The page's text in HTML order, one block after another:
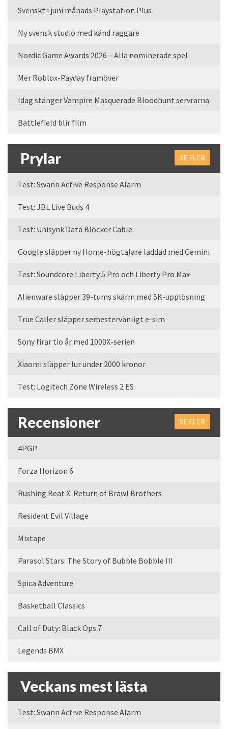
Svenskt i juni månads Playstation Plus
Ny svensk studio med känd raggare
Nordic Game Awards 2026 – Alla nominerade spel
Mer Roblox-Payday framöver
Idag stänger Vampire Masquerade Bloodhunt servrarna
Battlefield blir film
Prylar SE FLER
Test: Swann Active Response Alarm
Test: JBL Live Buds 4
Test: Unisynk Data Blocker Cable
Google släpper ny Home-högtalare laddad med Gemini
Test: Soundcore Liberty 5 Pro och Liberty Pro Max
Alienware släpper 39-tums skärm med 5K-upplösning
True Caller släpper semestervänligt e-sim
Sony firar tio år med 1000X-serien
Xiaomi släpper lur under 2000 kronor
Test: Logitech Zone Wireless 2 ES
Recensioner SE FLER
4PGP
Forza Horizon 6
Rushing Beat X: Return of Brawl Brothers
Resident Evil Village
Mixtape
Parasol Stars: The Story of Bubble Bobble III
Spica Adventure
Basketball Classics
Call of Duty: Black Ops 7
Legends BMX
Veckans mest lästa
Test: Swann Active Response Alarm